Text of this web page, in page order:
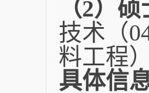
（2） 硕
技术（
料工程
具体信